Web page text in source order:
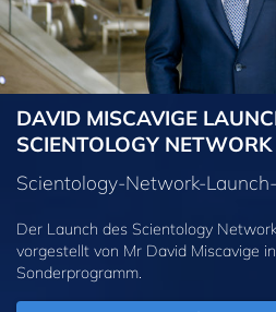
DAVID MISCAVIGE
SCIENTOLOGY NETWORK
Scientology-Network-
Der Launch des Scientology
vorgestellt von Mr David Miscavige
Sonderprogramm.